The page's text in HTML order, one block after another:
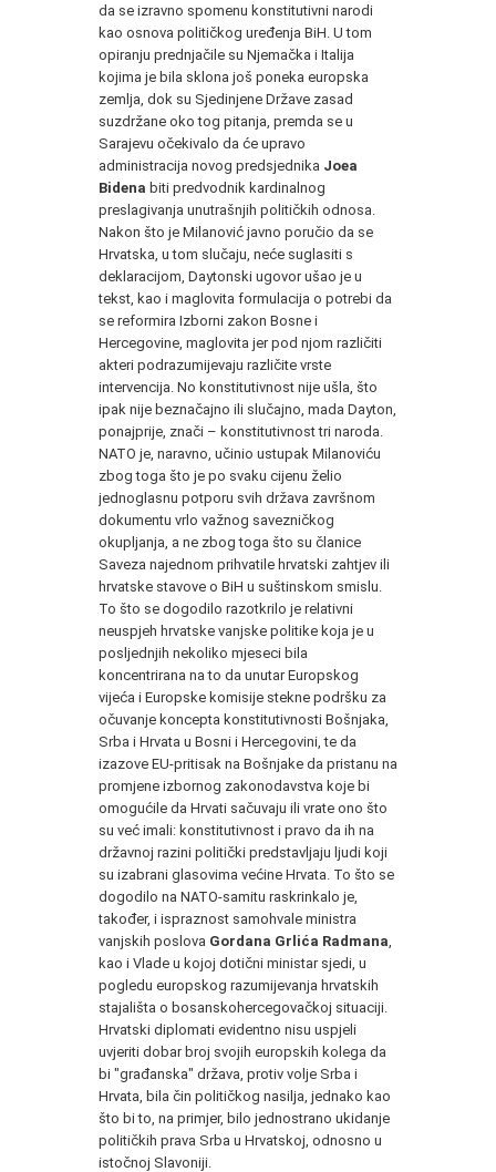
da se izravno spomenu konstitutivni narodi
kao osnova političkog uređenja BiH. U tom
opiranju prednjačile su Njemačka i Italija
kojima je bila sklona još poneka europska
zemlja, dok su Sjedinjene Države zasad
suzdržane oko tog pitanja, premda se u
Sarajevu očekivalo da će upravo
administracija novog predsjednika Joea
Bidena biti predvodnik kardinalnog
preslagivanja unutrašnjih političkih odnosa.
Nakon što je Milanović javno poručio da se
Hrvatska, u tom slučaju, neće suglasiti s
deklaracijom, Daytonski ugovor ušao je u
tekst, kao i maglovita formulacija o potrebi da
se reformira Izborni zakon Bosne i
Hercegovine, maglovita jer pod njom različiti
akteri podrazumijevaju različite vrste
intervencija. No konstitutivnost nije ušla, što
ipak nije beznačajno ili slučajno, mada Dayton,
ponajprije, znači – konstitutivnost tri naroda.
NATO je, naravno, učinio ustupak Milanoviću
zbog toga što je po svaku cijenu želio
jednoglasnu potporu svih država završnom
dokumentu vrlo važnog savezničkog
okupljanja, a ne zbog toga što su članice
Saveza najednom prihvatile hrvatski zahtjev ili
hrvatske stavove o BiH u suštinskom smislu.
To što se dogodilo razotkrilo je relativni
neuspjeh hrvatske vanjske politike koja je u
posljednjih nekoliko mjeseci bila
koncentrirana na to da unutar Europskog
vijeća i Europske komisije stekne podršku za
očuvanje koncepta konstitutivnosti Bošnjaka,
Srba i Hrvata u Bosni i Hercegovini, te da
izazove EU-pritisak na Bošnjake da pristanu na
promjene izbornog zakonodavstva koje bi
omogućile da Hrvati sačuvaju ili vrate ono što
su već imali: konstitutivnost i pravo da ih na
državnoj razini politički predstavljaju ljudi koji
su izabrani glasovima većine Hrvata. To što se
dogodilo na NATO-samitu raskrinkalo je,
također, i ispraznost samohvale ministra
vanjskih poslova Gordana Grlića Radmana
kao i Vlade u kojoj dotični ministar sjedi, u
pogledu europskog razumijevanja hrvatskih
stajališta o bosanskohercegovačkoj situaciji.
Hrvatski diplomati evidentno nisu uspjeli
uvjeriti dobar broj svojih europskih kolega da
bi "građanska" država, protiv volje Srba i
Hrvata, bila čin političkog nasilja, jednako kao
što bi to, na primjer, bilo jednostrano ukidanje
političkih prava Srba u Hrvatskoj, odnosno u
istočnoj Slavoniji.